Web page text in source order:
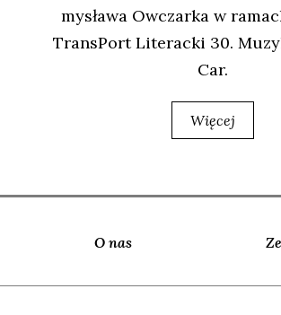
my­sła­wa Owczar­ka w
Trans­Port Lite­rac­ki 30.
Car.
Więcej
O nas